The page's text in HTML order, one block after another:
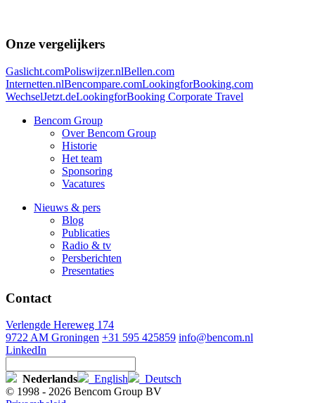
Onze vergelijkers
Gaslicht.comPoliswijzer.nlBellen.com
Internetten.nlBencompare.comLookingforBooking.com
WechselJetzt.deLookingforBooking Corporate Travel
Bencom Group
Over Bencom Group
Historie
Het team
Sponsoring
Vacatures
Nieuws & pers
Blog
Publicaties
Radio & tv
Persberichten
Presentaties
Contact
Verlengde Hereweg 174
9722 AM Groningen +31 595 425859 info@bencom.nl
LinkedIn
Nederlands English
Deutsch
© 1998 - 2026 Bencom Group BV